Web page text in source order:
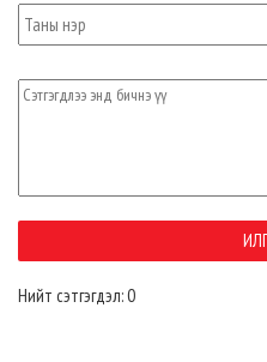
Нийт сэтгэгдэл: 0